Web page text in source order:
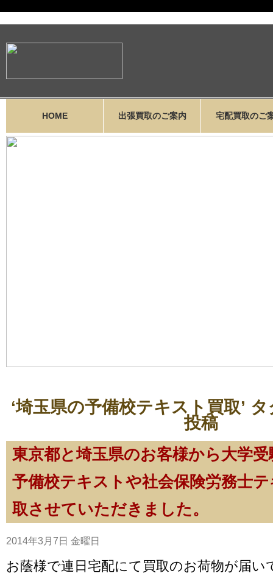
HOME 出張買取のご案内 宅配買取のご
‘埼玉県の予備校テキスト買取’
投稿
東京都と埼玉県のお客様から大学
予備校テキストや社会保険労務士
取させていただきました。
2014年3月7日 金曜日
お蔭様で連日宅配にて買取のお荷物が届